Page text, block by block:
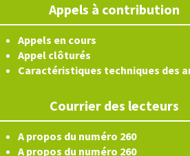
Appels à contribution
Appels en cours
Appel clôturés
Caractéristiques techniques des
Courrier des lecteurs
A propos du numéro 260
A propos du numéro 260